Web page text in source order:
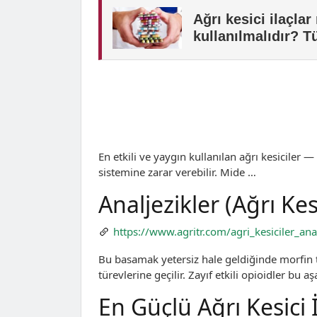
En etkili ve yaygın kullanılan ağrı kesiciler
sistemine zarar verebilir. Mide …
Analjezikler (Ağrı
https://www.agritr.com/
Bu basamak yetersiz hale geldiğinde morfin
türevlerine geçilir. Zayıf etkili opioidler bu
En Güçlü Ağrı